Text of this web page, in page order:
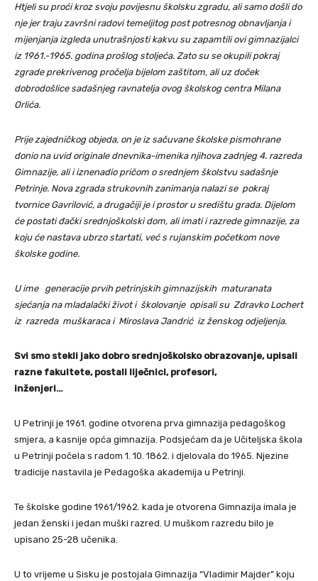
Htjeli su proći kroz svoju povijesnu školsku zgradu, ali samo došli do
nje jer traju završni radovi temeljitog post potresnog obnavljanja i
mijenjanja izgleda unutrašnjosti kakvu su zapamtili ovi gimnazijalci
iz 1961.-1965. godina prošlog stoljeća. Zato su se okupili pokraj
zgrade prekrivenog pročelja bijelom zaštitom, ali uz doček
dobrodošlice sadašnjeg ravnatelja ovog školskog centra Milana
Orlića.
Prije zajedničkog objeda, on je iz sačuvane školske pismohrane
donio na uvid originale dnevnika-imenika njihova zadnjeg 4. razreda
Gimnazije, ali i iznenadio pričom o srednjem školstvu sadašnje
Petrinje. Nova zgrada strukovnih zanimanja nalazi se pokraj
tvornice Gavrilović, a drugačiji je i prostor u središtu grada. Dijelom
će postati đački srednjoškolski dom, ali imati i razrede gimnazije, za
koju će nastava ubrzo startati, već s rujanskim početkom nove
školske godine.
U ime generacije prvih petrinjskih gimnazijskih maturanata
sjećanja na mladalački život i školovanje opisali su Zdravko Lochert
iz razreda muškaraca i Miroslava Jandrić iz ženskog odjeljenja.
Svi smo stekli jako dobro srednjoškolsko obrazovanje, upisali
razne fakultete, postali liječnici, profesori,
inženjeri…
U Petrinji je 1961. godine otvorena prva gimnazija pedagoškog
smjera, a kasnije opća gimnazija. Podsjećam da je Učiteljska škola
u Petrinji počela s radom 1. 10. 1862. i djelovala do 1965. Njezine
tradicije nastavila je Pedagoška akademija u Petrinji.
Te školske godine 1961/1962. kada je otvorena Gimnazija imala je
jedan ženski i jedan muški razred. U muškom razredu bilo je
upisano 25-28 učenika.
U to vrijeme u Sisku je postojala Gimnazija “Vladimir Majder” koju